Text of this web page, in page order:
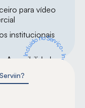
Incluído no Serviço·
Incluído no Serviço ·
para vídeo
institucionais
Acessibilidade